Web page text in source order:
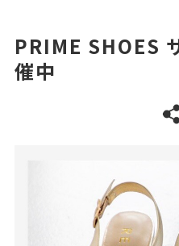
PRIME SHOES
催中